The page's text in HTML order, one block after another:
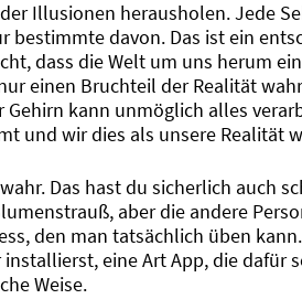
Illusionen herausholen. Jede
davon. Das ist ein
dass die Welt um uns herum
einen Bruchteil der Realität
kann unmöglich alles
und wir dies als unsere Realität
Das hast du sicherlich auch
aber die andere
den man tatsächlich üben
eine Art App, die dafür
Weise.